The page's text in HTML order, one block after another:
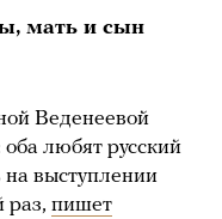
мать и сын
Веденеевой
любят русский
выступлении
раз, пишет